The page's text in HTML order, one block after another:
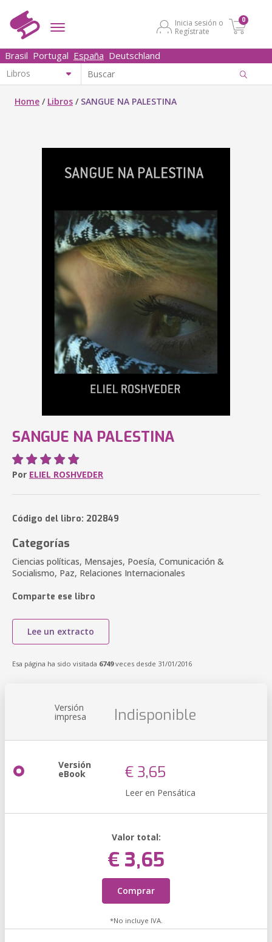
Inicia sesión o
Regístrate
0
Brasil Portugal España Deutschland
Home / Libros / SANGUE NA PALESTINA
SANGUE NA PALESTINA
Por ELIEL ROSHVEDER
Código del libro: 202849
Categorías
Ciencias políticas, Mensajes, Poesía, Comunicación &
Socialismo, Paz, Relaciones Internacionales
Comparte ese libro
Lee un extracto
Esa página ha sido visitada 6749veces desde 31/01/2016
Versión
impresa Indisponible
Versión
eBook € 3,65
Leer en Pensática
Valor total:
€ 3,65
Comprar
*No incluye IVA.